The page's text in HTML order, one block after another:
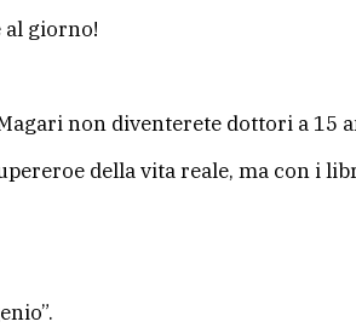
al giorno!
non diventerete dottori a 15
della vita reale, ma con i